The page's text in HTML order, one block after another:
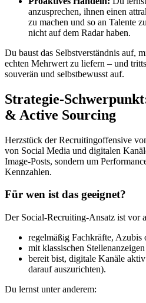
anzusprechen, ihnen einen
zu machen und so an Talente
nicht auf dem Radar haben.
Du baust das Selbstverständnis auf,
echten Mehrwert zu liefern – und
souverän und selbstbewusst auf.
Strategie-
& Active Sourcing
Herzstück der Recruitingoffensive
von Social Media und digitalen
Image-Posts, sondern um
Kennzahlen.
Für wen ist das geeignet?
Der Social-Recruiting-Ansatz ist vor
regelmäßig Fachkräfte, Azubis
mit klassischen
bereit bist, digitale Kanäle
darauf auszurichten).
Du lernst unter anderem: